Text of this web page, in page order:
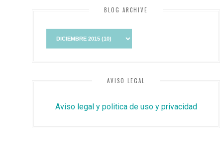
BLOG ARCHIVE
AVISO LEGAL
Aviso legal y politica de uso y privacidad